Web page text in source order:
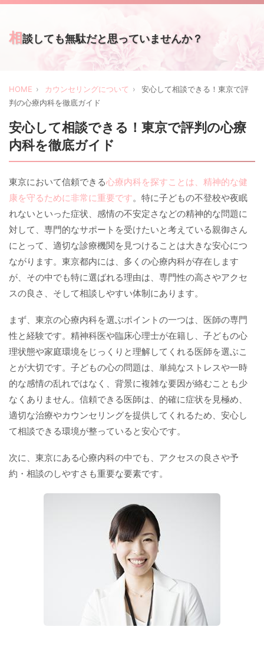
相談しても無駄だと思っていませんか？
HOME カウンセリングについて
安心して相談できる！東京で評
判の心療内科を徹底ガイド
安心して相談できる！東京で評判の心療
内科を徹底ガイド
東京において信頼できる心療内科を探すことは、精神的な健
康を守るために非常に重要です。特に子どもの不登校や夜眠
れないといった症状、感情の不安定さなどの精神的な問題に
対して、専門的なサポートを受けたいと考えている親御さん
にとって、適切な診療機関を見つけることは大きな安心につ
ながります。東京都内には、多くの心療内科が存在します
が、その中でも特に選ばれる理由は、専門性の高さやアクセ
スの良さ、そして相談しやすい体制にあります。
まず、東京の心療内科を選ぶポイントの一つは、医師の専門
性と経験です。精神科医や臨床心理士が在籍し、子どもの心
理状態や家庭環境をじっくりと理解してくれる医師を選ぶこ
とが大切です。子どもの心の問題は、単純なストレスや一時
的な感情の乱れではなく、背景に複雑な要因が絡むことも少
なくありません。信頼できる医師は、的確に症状を見極め、
適切な治療やカウンセリングを提供してくれるため、安心し
て相談できる環境が整っていると安心です。
次に、東京にある心療内科の中でも、アクセスの良さや予
約・相談のしやすさも重要な要素です。